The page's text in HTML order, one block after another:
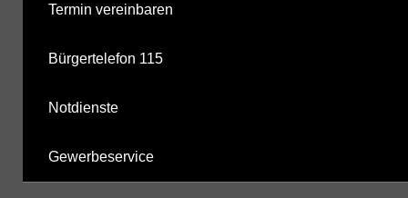
Termin vereinbaren
Bürgertelefon 115
Notdienste
Gewerbeservice